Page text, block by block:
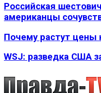
Российская
американцы
Почему растут цены
WSJ: разведка США